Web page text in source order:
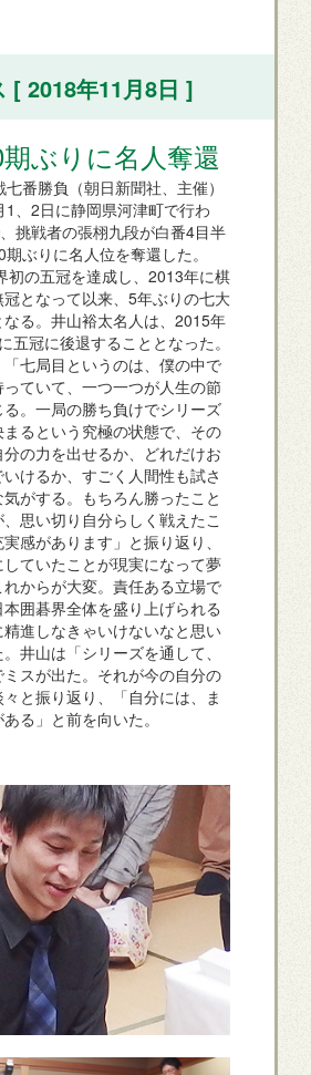
[ 2018年11月8日 ]
ぶりに名人奪還
番勝負（朝日新聞社、主催）
1、2日に静岡県河津町で行わ
挑戦者の張栩九段が白番4目半
ぶりに名人位を奪還した。
初の五冠を達成し、2013年に棋
となって以来、5年ぶりの七大
なる。井山裕太名人は、2015年
五冠に後退することとなった。
七局目というのは、僕の中で
ていて、一つ一つが人生の節
。一局の勝ち負けでシリーズ
るという究極の状態で、その
の力を出せるか、どれだけお
けるか、すごく人間性も試さ
がする。もちろん勝ったこと
思い切り自分らしく戦えたこ
感があります」と振り返り、
していたことが現実になって夢
からが大変。責任ある立場で
囲碁界全体を盛り上げられる
進しなきゃいけないなと思い
井山は「シリーズを通して、
スが出た。それが今の自分の
と振り返り、「自分には、ま
る」と前を向いた。